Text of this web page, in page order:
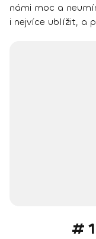
námi moc a
i nejvíce ublížit, a
#